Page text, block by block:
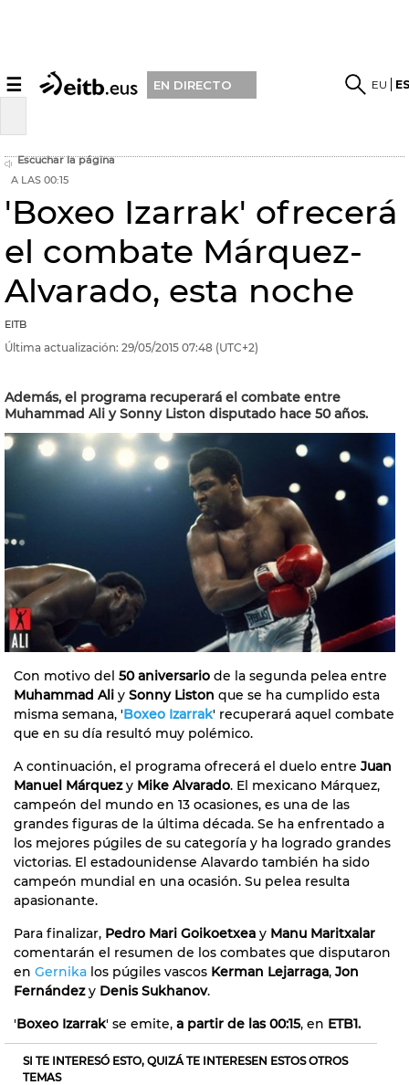
☰ EN DIRECTO EU
Escuchar la página
A LAS 00:15
'Boxeo Izarrak' ofrecerá
el combate Márquez-
Alvarado, esta noche
EITB
Última actualización: 29/05/2015 07:48 (UTC+2)
Además, el programa recuperará el combate entre
Muhammad Ali y Sonny Liston disputado hace 50 años.
Con motivo del 50 aniversario de la segunda pelea entre
Muhammad Ali y Sonny Liston que se ha cumplido esta
misma semana, 'Boxeo Izarrak' recuperará aquel combate
que en su día resultó muy polémico.
A continuación, el programa ofrecerá el duelo entre Juan
Manuel Márquezy Mike Alvarado. El mexicano Márquez,
campeón del mundo en 13 ocasiones, es una de las
grandes figuras de la última década. Se ha enfrentado a
los mejores púgiles de su categoría y ha logrado grandes
victorias. El estadounidense Alavardo también ha sido
campeón mundial en una ocasión. Su pelea resulta
apasionante.
Para finalizar, Pedro Mari Goikoetxea y Manu Maritxalar
comentarán el resumen de los combates que disputaron
en Gernika los púgiles vascos Kerman Lejarraga, Jon
Fernándezy Denis Sukhanov.
'Boxeo Izarrak' se emite, a partir de las 00:15, en ETB1.
SI TE INTERESÓ ESTO, QUIZÁ TE INTERESEN ESTOS OTROS
TEMAS